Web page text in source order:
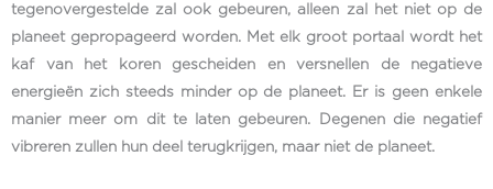
tegenovergestelde zal ook gebeuren, alleen zal het niet op de
planeet gepropageerd worden. Met elk groot portaal wordt het
kaf van het koren gescheiden en versnellen de negatieve
energieën zich steeds minder op de planeet. Er is geen enkele
manier meer om dit te laten gebeuren. Degenen die negatief
vibreren zullen hun deel terugkrijgen, maar niet de planeet.